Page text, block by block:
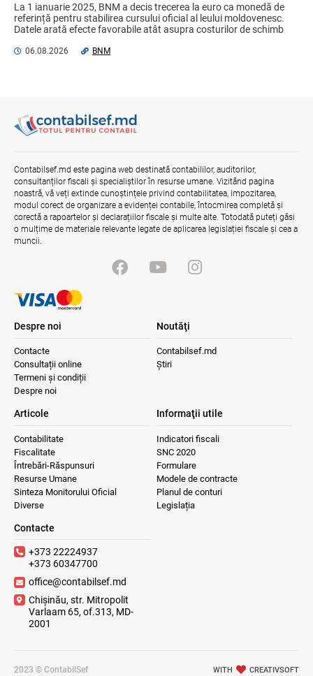
Gala Financiară 2026 – solicitare de
nominalizare a candidaților
Ministerul Finanțelor
practici
04.08.2026
Misiune oficială în cadrul proiectului
reformei finanțelor publice și a
administrării fiscale pentru aderarea la
UE
04.08.2026 Serviciul Fiscal de Stat
La 1 ianuarie 2025, BNM a decis trecerea la euro ca monedă de
referință pentru stabilirea cursului oficial al leului moldovenesc.
Datele arată efecte favorabile atât asupra costurilor de schimb
06.08.2026 BNM
Contabilsef.md este pagina web destinată contabililor, auditorilor,
consultanților fiscali și specialiștilor în resurse umane. Vizitând pagina
noastră, vă veți extinde cunoștințele privind contabilitatea, impozitarea,
modul corect de organizare a evidenței contabile, întocmirea completă și
corectă a rapoartelor și declarațiilor fiscale și multe alte. Totodată puteți găsi
o mulțime de materiale relevante legate de aplicarea legislației fiscale și cea a
muncii.
Despre noi
Contacte
Consultații online
Termeni și condiții
Despre noi
Noutăţi
Contabilsef.md
Știri
Articole
Contabilitate
Fiscalitate
Întrebări-Răspunsuri
Resurse Umane
Sinteza Monitorului Oficial
Diverse
Informaţii utile
Indicatori fiscali
SNC 2020
Formulare
Modele de contracte
Planul de conturi
Legislația
Contacte
+373 22224937
+373 60347700
office@contabilsef.md
Chișinău, str. Mitropolit
Varlaam 65, of.313, MD-
2001
2023 © ContabilSef WITH CREATIVSOFT